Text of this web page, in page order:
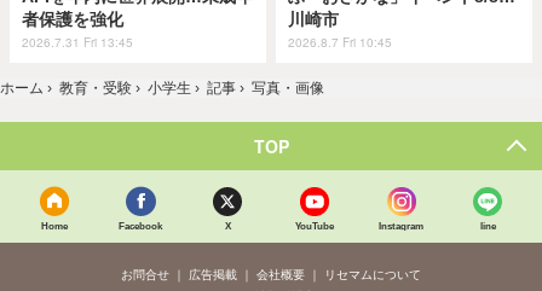
者保護を強化
2026.7.31 Fri 13:45
川崎市
2026.8.7 Fri 10:45
ホーム › 教育・受験 › 小学生 › 記事 › 写真・画像
TOP
Home Facebook X YouTube Instagram line
お問合せ 広告掲載 会社概要
リセマムについて